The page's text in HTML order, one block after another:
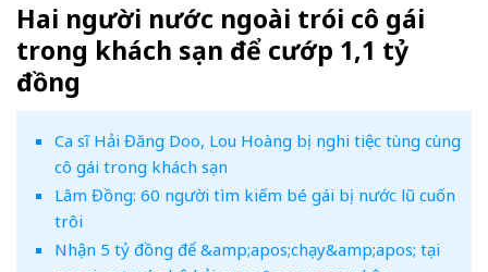
Hai người nước ngoài trói cô gái
trong khách sạn để cướp 1,1 tỷ
đồng
Ca sĩ Hải Đăng Doo, Lou Hoàng bị nghi tiệc tùng cùng
cô gái trong khách sạn
Lâm Đồng: 60 người tìm kiếm bé gái bị nước lũ cuốn
trôi
Nhận 5 tỷ đồng để &amp;apos;chạy&amp;apos; tại